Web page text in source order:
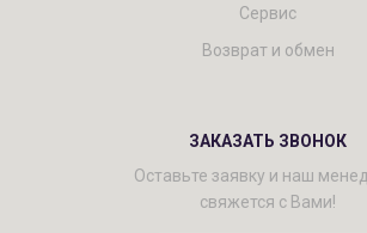
Сервис
Возврат и обмен
ЗАКАЗАТЬ ЗВОНОК
Оставьте заявку и наш
свяжется с Вами!